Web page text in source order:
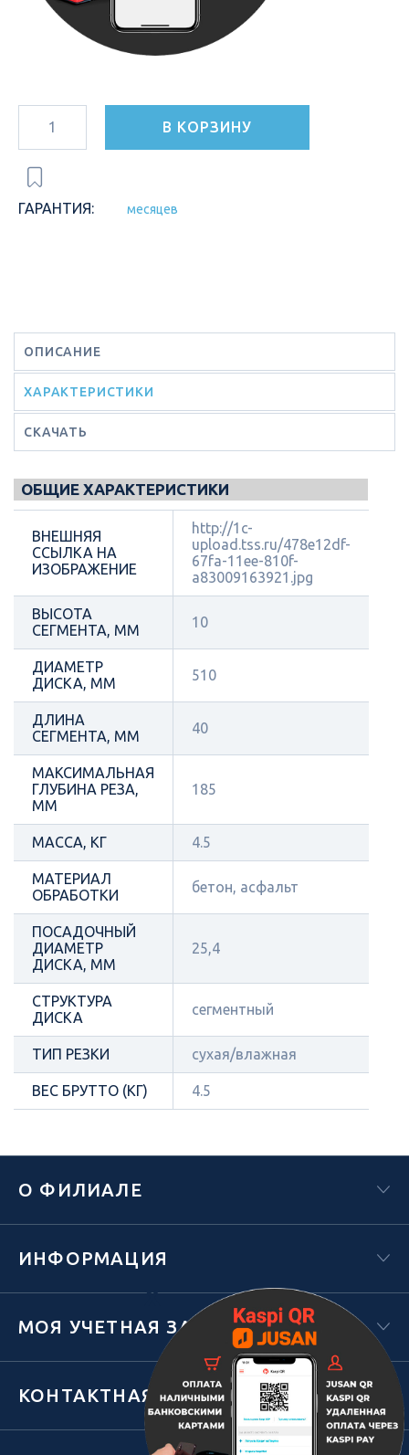
В КОРЗИНУ
ГАРАНТИЯ: месяцев
ОПИСАНИЕ
ХАРАКТЕРИСТИКИ
СКАЧАТЬ
ОБЩИЕ ХАРАКТЕРИСТИКИ
ВНЕШНЯЯ
ССЫЛКА НА
ИЗОБРАЖЕНИЕ
http://1c-
upload.tss.ru/478e12df-
67fa-11ee-810f-
a83009163921.jpg
ВЫСОТА
СЕГМЕНТА, ММ
10
ДИАМЕТР
ДИСКА, ММ
510
ДЛИНА
СЕГМЕНТА, ММ
40
МАКСИМАЛЬНАЯ
ГЛУБИНА РЕЗА,
ММ
185
МАССА, КГ 4.5
МАТЕРИАЛ
ОБРАБОТКИ
бетон, асфальт
ПОСАДОЧНЫЙ
ДИАМЕТР
ДИСКА, ММ
25,4
СТРУКТУРА
ДИСКА
сегментный
ТИП РЕЗКИ сухая/влажная
ВЕС БРУТТО (КГ) 4.5
Х
О ФИЛИАЛЕ
ИНФОРМАЦИЯ
МОЯ УЧЕТНАЯ ЗАПИСЬ
КОНТАКТНАЯ ИНФОРМАЦИЯ